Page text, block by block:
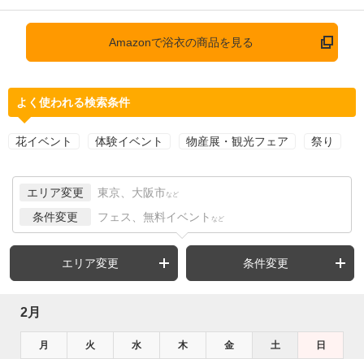
Amazonで浴衣の商品を見る
よく使われる検索条件
花イベント 体験イベント 物産展・観光フェア 祭り
エリア変更 東京、大阪市 など
条件変更 フェス、無料イベント など
エリア変更 条件変更
2月
月 火 水 木 金 土 日